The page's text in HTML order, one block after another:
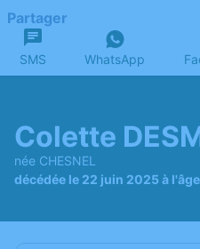
Partager
SMS WhatsApp
Colette
née CHESNEL
décédée le 22 juin 2025 à